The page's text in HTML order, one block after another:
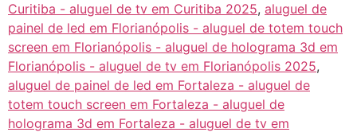
Curitiba - aluguel de tv em Curitiba 2025, aluguel de
painel de led em Florianópolis - aluguel de totem touch
screen em Florianópolis - aluguel de holograma 3d em
Florianópolis - aluguel de tv em Florianópolis 2025,
aluguel de painel de led em Fortaleza - aluguel de
totem touch screen em Fortaleza - aluguel de
holograma 3d em Fortaleza - aluguel de tv em